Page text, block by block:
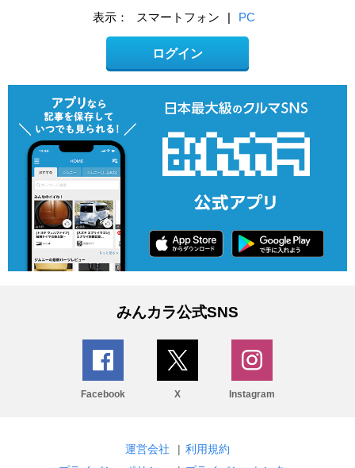
表示： スマートフォン | PC
ログイン
みんカラ公式SNS
Facebook X Instagram
運営会社 | 利用規約